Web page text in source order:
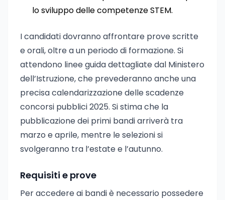
lo sviluppo delle competenze STEM.
I candidati dovranno affrontare prove scritte
e orali, oltre a un periodo di formazione. Si
attendono linee guida dettagliate dal Ministero
dell’Istruzione, che prevederanno anche una
precisa calendarizzazione delle scadenze
concorsi pubblici 2025. Si stima che la
pubblicazione dei primi bandi arriverà tra
marzo e aprile, mentre le selezioni si
svolgeranno tra l’estate e l’autunno.
Requisiti e prove
Per accedere ai bandi è necessario possedere